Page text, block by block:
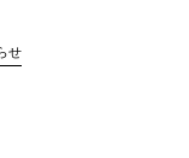
せ